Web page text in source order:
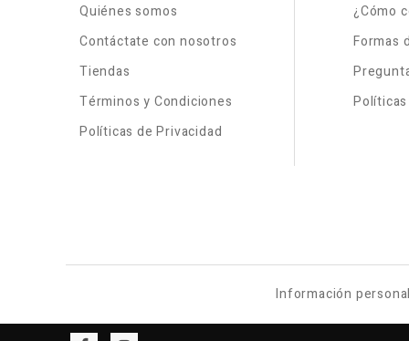
Quiénes somos
Contáctate con nosotros
Tiendas
Términos y Condiciones
Políticas de Privacidad
¿Cómo
Formas
Información